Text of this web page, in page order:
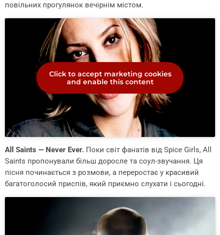
повільних прогулянок вечірнім містом.
Click to accept marketing cookies
and enable this content
All Saints — Never Ever. Поки світ фанатів від Spice Girls, All
Saints пропонували більш доросле та соул-звучання. Ця
пісня починається з розмови, а переростає у красивий
багатоголосий приспів, який приємно слухати і сьогодні.